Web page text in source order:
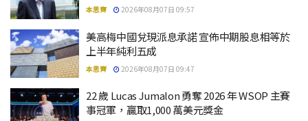
本思齊 2026年08月07日 09:57
美高梅中國兌現派息承諾 宣佈中期股息相等於
上半年純利五成
本思齊 2026年08月07日 09:47
22 歲 Lucas Jumalon 勇奪 2026 年 WSOP 主賽
事冠軍，贏取1,000 萬美元獎金